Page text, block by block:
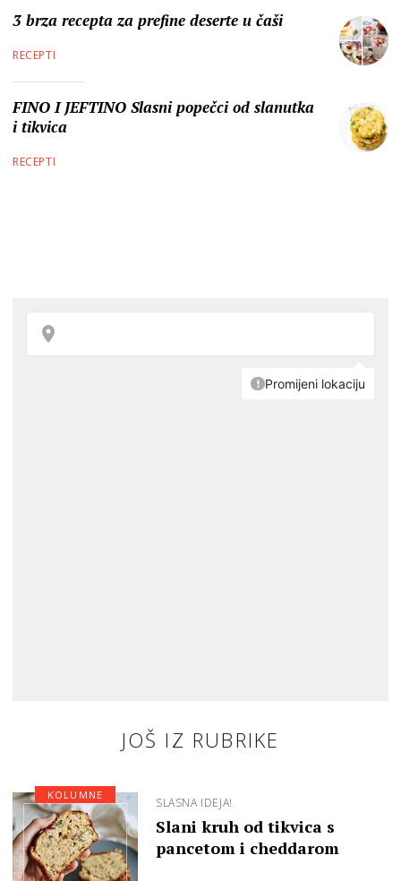
3 brza recepta za prefine deserte u čaši
RECEPTI
FINO I JEFTINO Slasni popečci od slanutka
i tikvica
RECEPTI
JOŠ IZ RUBRIKE
SLASNA IDEJA!
Slani kruh od tikvica s
pancetom i cheddarom
KOLUMNE